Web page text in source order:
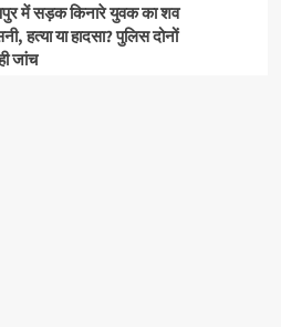
में सड़क किनारे युवक का शव
हत्या या हादसा? पुलिस दोनों
जांच